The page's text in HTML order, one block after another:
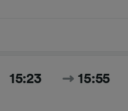
15:23 15:55